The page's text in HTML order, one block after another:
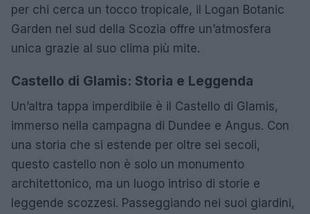
per chi cerca un tocco tropicale, il Logan Botanic
Garden nel sud della Scozia offre un’atmosfera
unica grazie al suo clima più mite.
Castello di Glamis: Storia e Leggenda
Un’altra tappa imperdibile è il Castello di Glamis,
immerso nella campagna di Dundee e Angus. Con
una storia che si estende per oltre sei secoli,
questo castello non è solo un monumento
architettonico, ma un luogo intriso di storie e
leggende scozzesi. Passeggiando nei suoi giardini,